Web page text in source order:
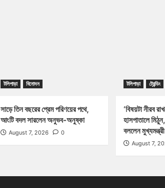
টলিপাড়া বিনোদন
সাড়ে তিন বছরের প্রেম পরিণয়ের পথে,
আংটি বদল সারলেন অনুভব-অনুষ্কা
August 7, 2026 0
টলিপাড়া ট্রেন্ডিং
‘বিষয়টা নীরব
হাসপাতালে
বললেন
August 7,